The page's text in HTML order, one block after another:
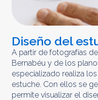
Diseño del
A partir de fotografías
Bernabéu y de los
especializado realiza
estuche. Con ellos se
permite visualizar el